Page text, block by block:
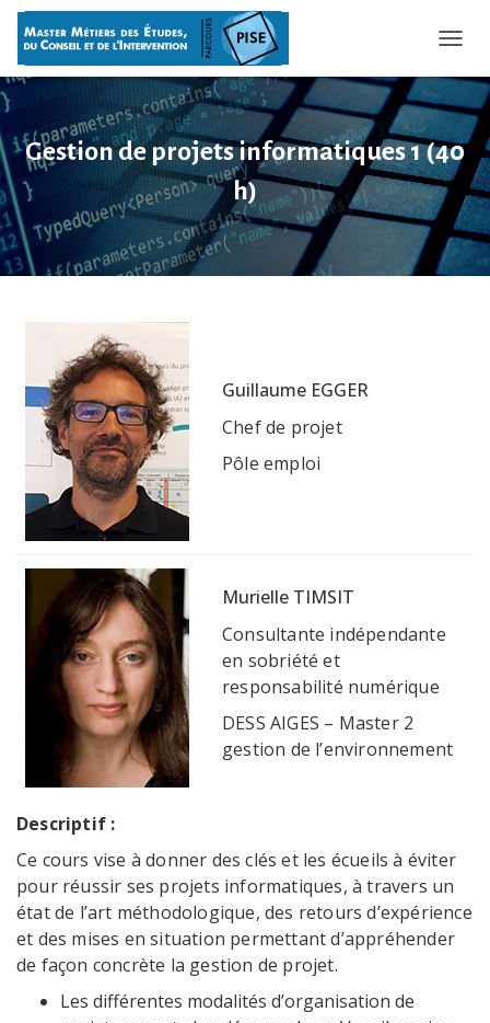
Gestion de projets informatiques 1 (40
h)
Guillaume EGGER
Chef de projet
Pôle emploi
Murielle TIMSIT
Consultante indépendante
en sobriété et
responsabilité numérique
DESS AIGES – Master 2
gestion de l’environnement
Descriptif :
Ce cours vise à donner des clés et les écueils à éviter
pour réussir ses projets informatiques, à travers un
état de l’art méthodologique, des retours d’expérience
et des mises en situation permettant d’appréhender
de façon concrète la gestion de projet.
Les différentes modalités d’organisation de